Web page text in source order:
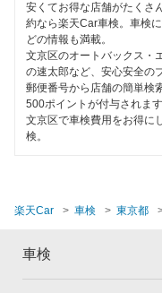
墨田区
世田谷区
台東区
中央区
豊島区
練馬区
ハイブリッド車OK
EV車OK
120分以内の車検
1日車検
整備保証
1級整備士在籍
出光興産「らくらく安心
トヨタディーラー
日産自動車販売
安くてお得な店舗がたくさ
約なら楽天Car車検。車検
どの情報も満載。
文京区のオートバックス・
の速太郎など、安心安全の
郵便番号から店舗の簡単検
500ポイントが付与されます
文京区で車検費用をお得に
検。
楽天Car 車検 東京都
車検